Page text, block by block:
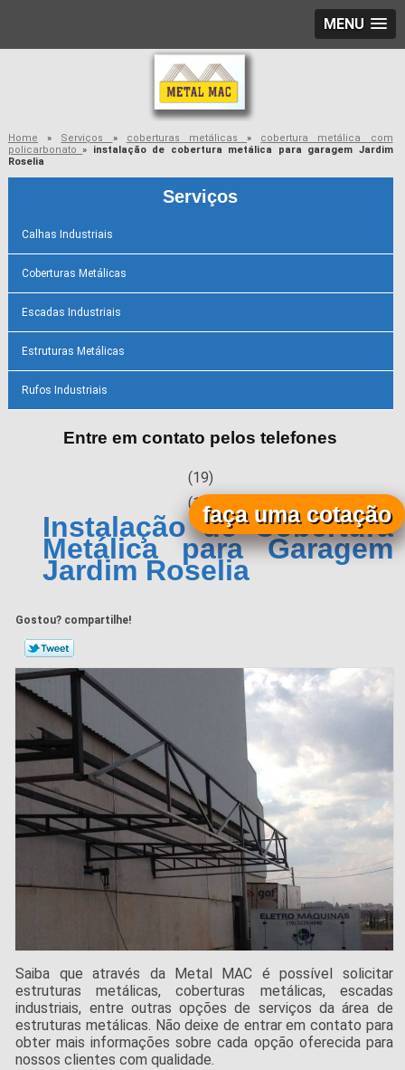
MENU
Home » Serviços » coberturas metálicas» cobertura metálica com
policarbonato» instalação de cobertura metálica para garagem Jardim
Roselia
Serviços
Calhas Industriais
Coberturas Metálicas
Escadas Industriais
Estruturas Metálicas
Rufos Industriais
Entre em contato pelos telefones
(19)
(19)
Instalação de Cobertura
Metálica para Garagem
Jardim Roselia
Gostou? compartilhe!
Saiba que através da Metal MAC é possível solicitar
estruturas metálicas, coberturas metálicas, escadas
industriais, entre outras opções de serviços da área de
estruturas metálicas. Não deixe de entrar em contato para
obter mais informações sobre cada opção oferecida para
nossos clientes com qualidade.
faça uma cotação